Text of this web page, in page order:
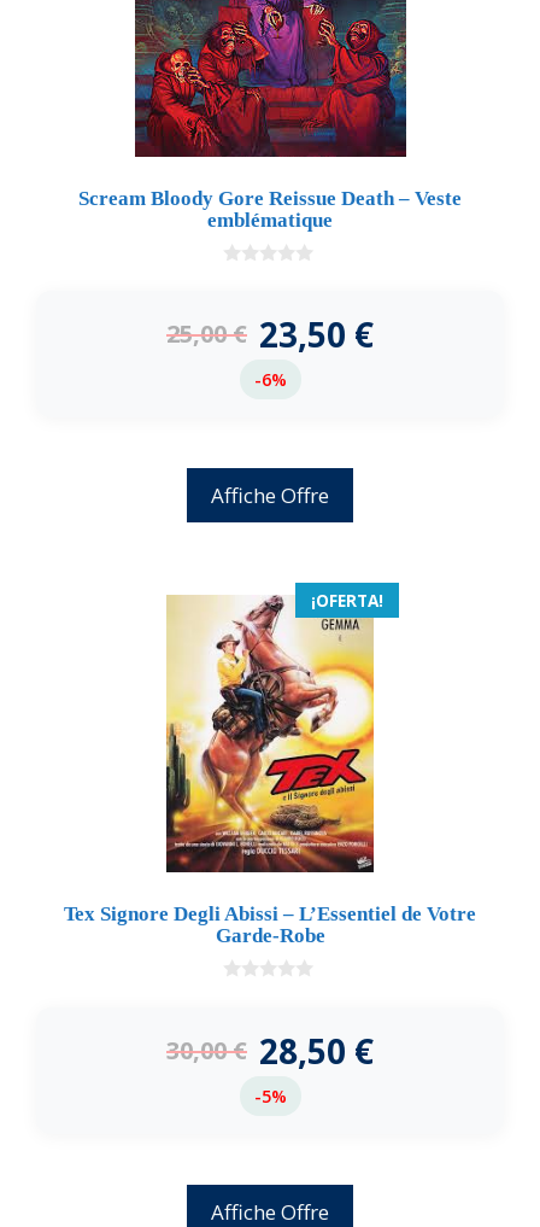
Scream Bloody Gore Reissue Death – Veste
emblématique
5
25,00€ 23,50 €
-6%
Affiche Offre
¡OFERTA!
Tex Signore Degli Abissi – L’Essentiel de Votre
Garde-Robe
5
30,00€ 28,50 €
-5%
Affiche Offre